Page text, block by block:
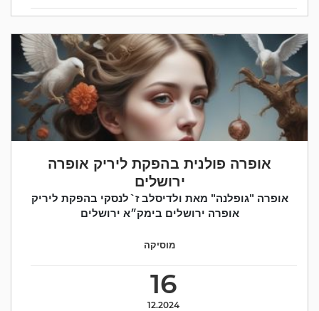
אופרה פולנית בהפקת ליריק אופרה
ירושלים
אופרה "גופלנה" מאת ולדיסלב ז`לנסקי בהפקת ליריק
אופרה ירושלים בימק״א ירושלים
16
12.2024
מוסיקה